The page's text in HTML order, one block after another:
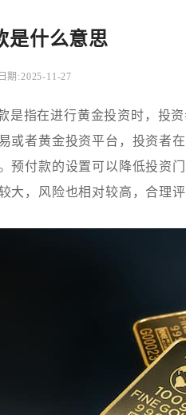
是什么意思
期:2025-11-27
是指在进行黄金投资时，投
或者黄金投资平台，投资者
预付款的设置可以降低投资
大，风险也相对较高，合理